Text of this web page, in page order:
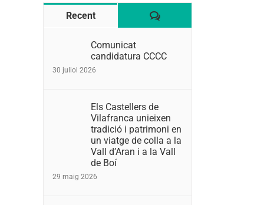
Recent Comentaris
Comunicat
candidatura CCCC
30 juliol 2026
Els Castellers de
Vilafranca unieixen
tradició i patrimoni en
un viatge de colla a la
Vall d’Aran i a la Vall
de Boí
29 maig 2026